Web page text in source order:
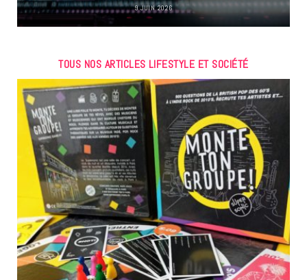
9 JUIN 2026
TOUS NOS ARTICLES LIFESTYLE ET SOCIÉTÉ